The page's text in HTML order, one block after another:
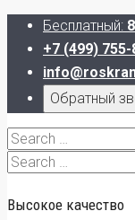
Бесплатный:
+7 (499)
Обратный
Search
for:
Search
Высокое качество